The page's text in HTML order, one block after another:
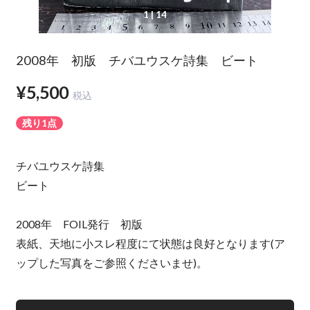
1| 14
2008年 初版 チバユウスケ詩集 ビート
¥5,500 税込
残り1点
チバユウスケ詩集
ビート
2008年 FOIL発行 初版
表紙、天地に小スレ程度にて状態は良好となります(ア
ップした写真をご参照くださいませ)。